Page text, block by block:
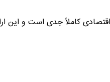
کاملاً جدی است و این